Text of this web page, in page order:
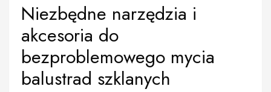
Niezbędne narzędzia i
akcesoria do
bezproblemowego mycia
balustrad szklanych